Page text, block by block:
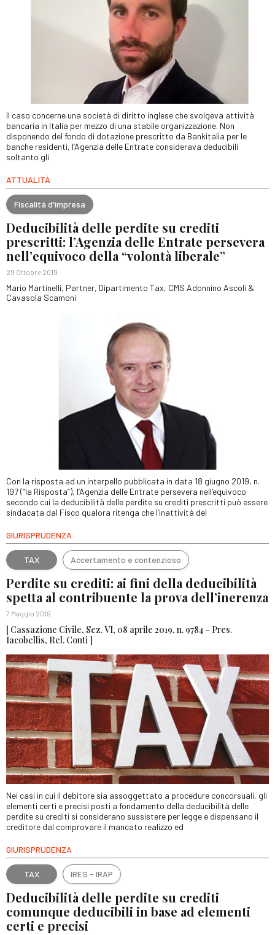
Il caso concerne una società di diritto inglese che svolgeva attività
bancaria in Italia per mezzo di una stabile organizzazione. Non
disponendo del fondo di dotazione prescritto da Bankitalia per le
banche residenti, l’Agenzia delle Entrate considerava deducibili
soltanto gli
ATTUALITÀ
Fiscalità d'impresa
Deducibilità delle perdite su crediti
prescritti: l’Agenzia delle Entrate persevera
nell’equivoco della “volontà liberale”
29 Ottobre 2019
Mario Martinelli, Partner, Dipartimento Tax, CMS Adonnino Ascoli &
Cavasola Scamoni
Con la risposta ad un interpello pubblicata in data 18 giugno 2019, n.
197 (“la Risposta”), l’Agenzia delle Entrate persevera nell’equivoco
secondo cui la deducibilità delle perdite su crediti prescritti può essere
sindacata dal Fisco qualora ritenga che l’inattività del
GIURISPRUDENZA
TAX Accertamento e contenzioso
Perdite su crediti: ai fini della deducibilità
spetta al contribuente la prova dell’inerenza
7 Maggio 2019
[ Cassazione Civile, Sez. VI, 08 aprile 2019, n. 9784 – Pres.
Iacobellis, Rel. Conti ]
Nei casi in cui il debitore sia assoggettato a procedure concorsuali, gli
elementi certi e precisi posti a fondamento della deducibilità delle
perdite su crediti si considerano sussistere per legge e dispensano il
creditore dal comprovare il mancato realizzo ed
GIURISPRUDENZA
TAX IRES - IRAP
Deducibilità delle perdite su crediti
comunque deducibili in base ad elementi
certi e precisi